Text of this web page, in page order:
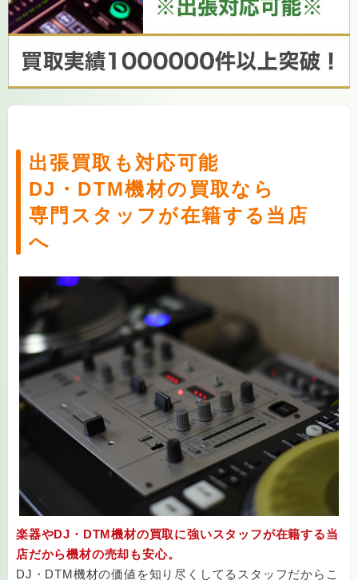
出張買取も対応可能
DJ・DTM機材の買取なら
専門スタッフが在籍する当店
へ
楽器やDJ・DTM機材の買取に強いスタッフが在籍する当
店だから機材の売却も安心。
DJ・DTM機材の価値を知り尽くしてるスタッフだからこ